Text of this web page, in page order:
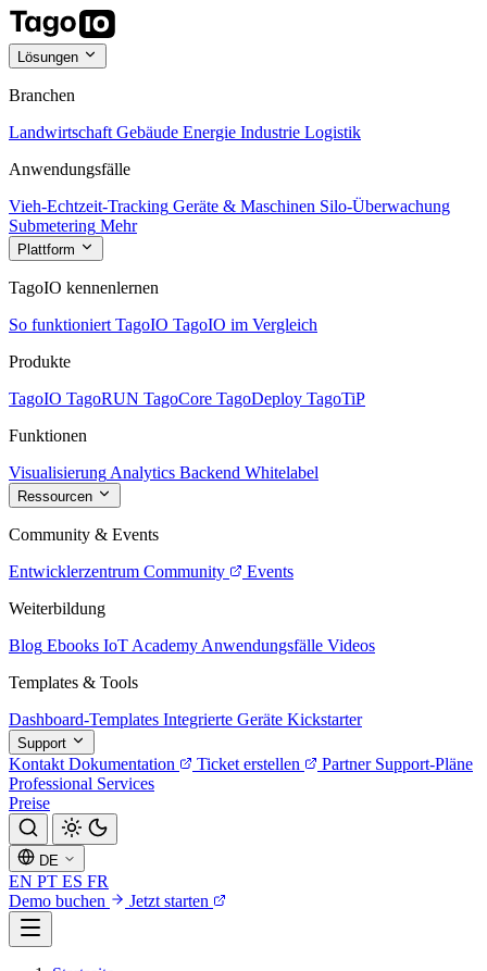
Lösungen
Branchen
Landwirtschaft Gebäude Energie Industrie Logistik
Anwendungsfälle
Vieh-Echtzeit-Tracking Geräte & Maschinen Silo-Überwachung
Submetering Mehr
Plattform
TagoIO kennenlernen
So funktioniert TagoIO TagoIO im Vergleich
Produkte
TagoIO TagoRUN TagoCore TagoDeploy TagoTiP
Funktionen
Visualisierung Analytics Backend Whitelabel
Ressourcen
Community & Events
Entwicklerzentrum Community
Events
Weiterbildung
Blog Ebooks IoT Academy Anwendungsfälle Videos
Templates & Tools
Dashboard-Templates Integrierte Geräte Kickstarter
Support
Kontakt Dokumentation Ticket erstellen Partner Support-Pläne
Professional Services
Preise
DE
EN PT ES FR
Demo buchen
Jetzt starten